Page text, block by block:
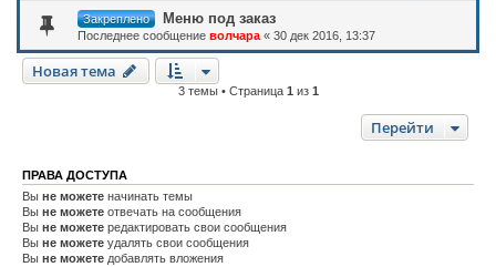
Закреплено Меню под заказ
Последнее сообщение волчара « 30 дек 2016, 13:37
Новая тема
3 темы • Страница 1 из 1
Перейти
ПРАВА ДОСТУПА
Вы не можете начинать темы
Вы не можете отвечать на сообщения
Вы не можете редактировать свои сообщения
Вы не можете удалять свои сообщения
Вы не можете добавлять вложения